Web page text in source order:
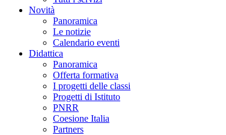
Novità
Panoramica
Le notizie
Calendario eventi
Didattica
Panoramica
Offerta formativa
I progetti delle classi
Progetti di Istituto
PNRR
Coesione Italia
Partners